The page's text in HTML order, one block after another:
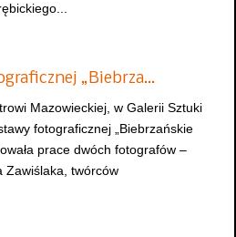
„Biebrza…
Mazowieckiej, w Galerii Sztuki
fotograficznej „Biebrzańskie
prace dwóch fotografów –
Zawiślaka, twórców